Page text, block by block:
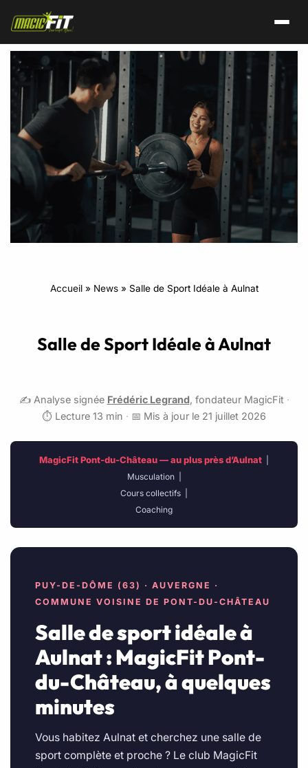
Accueil» News» Salle de Sport Idéale à Aulnat
Salle de Sport Idéale à Aulnat
✍️ Analyse signée Frédéric Legrand, fondateur MagicFit ·
⏱️ Lecture 13 min · 📅 Mis à jour le 21 juillet 2026
MagicFit Pont-du-Château — au plus près d’Aulnat
Musculation|
Cours collectifs
Coaching
PUY-DE-DÔME (63) · AUVERGNE ·
COMMUNE VOISINE DE PONT-DU-CHÂTEAU
Salle de sport idéale à
Aulnat : MagicFit Pont-
du-Château, à quelques
minutes
Vous habitez Aulnat et cherchez une salle de
sport complète et proche ? Le club MagicFit